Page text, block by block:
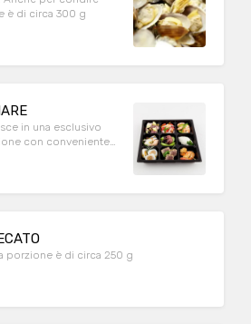
è di circa 300 g
in una esclusivo
con conveniente
porzione è di circa 250 g